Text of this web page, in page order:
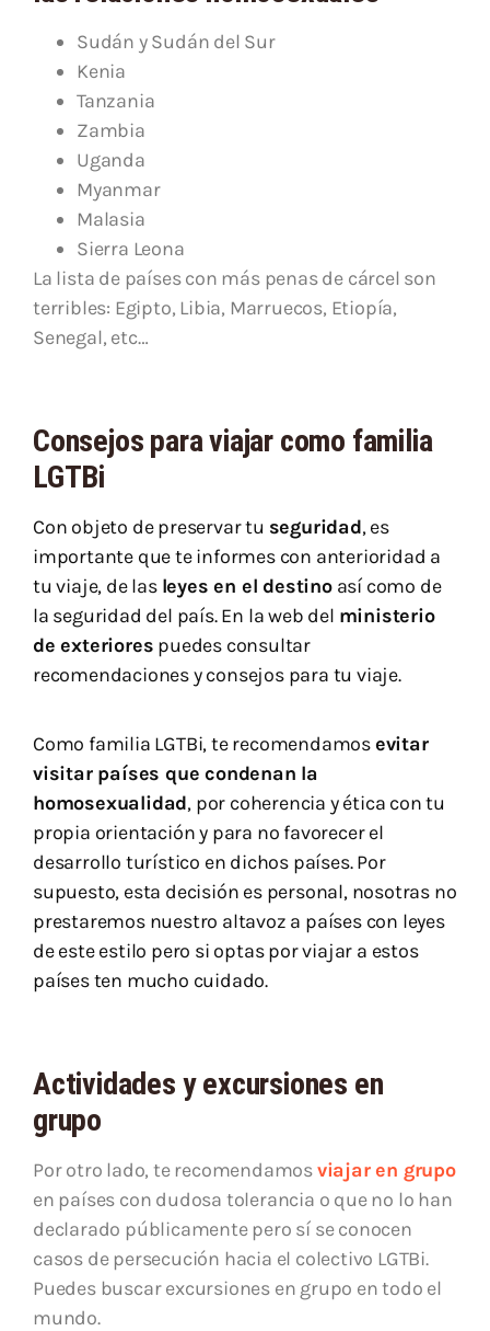
Sudán y Sudán del Sur
Kenia
Tanzania
Zambia
Uganda
Myanmar
Malasia
Sierra Leona
La lista de países con más penas de cárcel son
terribles: Egipto, Libia, Marruecos, Etiopía,
Senegal, etc…
Consejos para viajar como familia
LGTBi
Con objeto de preservar tu seguridad, es
importante que te informes con anterioridad a
tu viaje, de las leyes en el destinoasí como de
la seguridad del país. En la web del ministerio
de exteriores puedes consultar
recomendaciones y consejos para tu viaje.
Como familia LGTBi, te recomendamosevitar
visitar países que condenan la
homosexualidad, por coherencia y ética con tu
propia orientación y para no favorecer el
desarrollo turístico en dichos países. Por
supuesto, esta decisión es personal, nosotras no
prestaremos nuestro altavoz a países con leyes
de este estilo pero si optas por viajar a estos
países ten mucho cuidado.
Actividades y excursiones en
grupo
Por otro lado, te recomendamosviajar en grupo
en países con dudosa tolerancia o que no lo han
declarado públicamente pero sí se conocen
casos de persecución hacia el colectivo LGTBi.
Puedes buscar excursiones en grupo en todo el
mundo.